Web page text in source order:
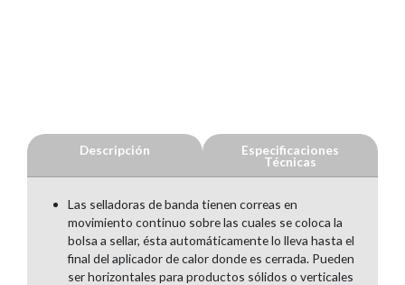
Descripción Especificaciones
Técnicas
Las selladoras de banda tienen correas en
movimiento continuo sobre las cuales se coloca la
bolsa a sellar, ésta automáticamente lo lleva hasta el
final del aplicador de calor donde es cerrada. Pueden
ser horizontales para productos sólidos o verticales